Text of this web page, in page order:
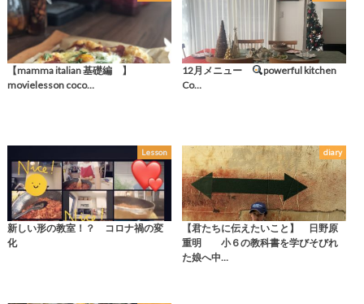
【mamma italian 基礎編 】
movielesson coco…
12月メニュー
powerful kitchen
Co…
Lesson
新しい形の教室！？ コロナ禍の変
化
diary
【君たちに伝えたいこと】 日野原
重明 小６の教科書を学びそびれ
た娘へ中…